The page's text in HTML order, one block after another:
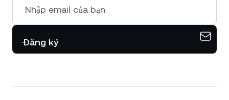
Đăng ký